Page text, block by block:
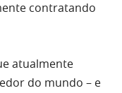
contratando
atualmente
do mundo – e